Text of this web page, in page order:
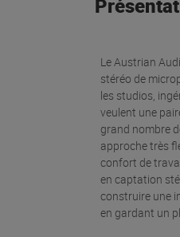
Le Austrian
stéréo de
les studios,
veulent une
grand nombre
approche très
confort de
en captation
construire une
en gardant un